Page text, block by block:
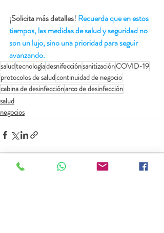
¡Solicita más detalles! Recuerda que en estos
tiempos, las medidas de salud y seguridad no
son un lujo, sino una prioridad para seguir
avanzando.
saludtecnologíadesnifecciónsanitizaciónCOVID-19
protocolos de saludcontinuidad de negocio
cabina de desinfecciónarco de desinfección
salud
negocios